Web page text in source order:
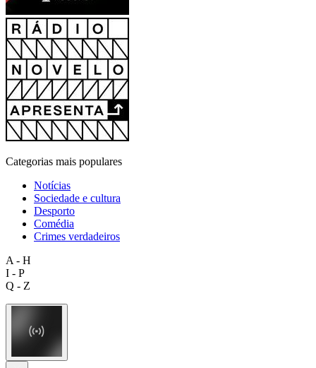
Categorias mais populares
Notícias
Sociedade e cultura
Desporto
Comédia
Crimes verdadeiros
A - H
I - P
Q - Z